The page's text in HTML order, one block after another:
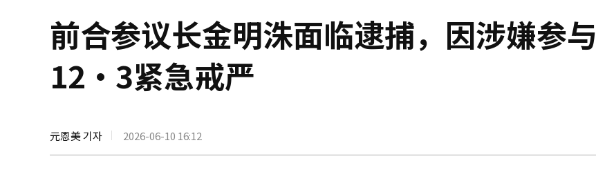
前合参议长金明洙面临逮捕，因涉嫌参与
12·3紧急戒严
元恩美 기자 2026-06-10 16:12